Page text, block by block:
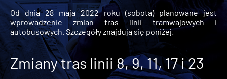
Od dnia 28 maja 2022 roku (sobota) planowane jest
wprowadzenie zmian tras linii tramwajowych i
autobusowych. Szczegóły znajdują się poniżej.
Zmiany tras linii 8, 9, 11, 17 i 23